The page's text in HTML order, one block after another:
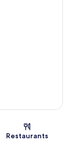
Restaurants